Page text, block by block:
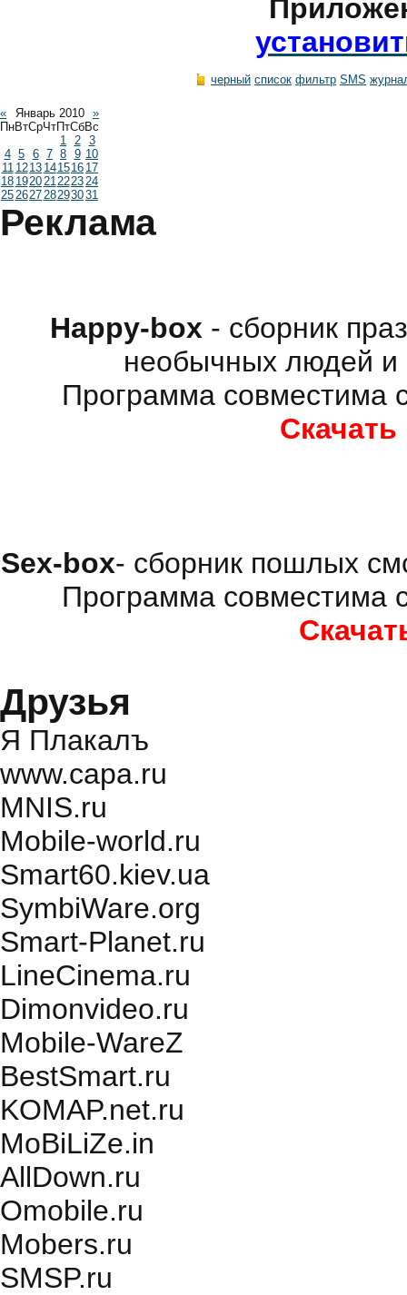
черный список фильтр SMS
« Январь 2010
»
ПнВтСрЧтПтСбВс
1 2
3
4 5 6 7 8 9 10
11 1213 141516 17
18 192021222324
25262728293031
Реклама
Happy-box - сборник
необычных людей и
Программа совместима
Sex-box- сборник пошлых
Программа совместима
Друзья
Я Плакалъ
www.capa.ru
MNIS.ru
Mobile-world.ru
Smart60.kiev.ua
SymbiWare.org
Smart-Planet.ru
LineCinema.ru
Dimonvideo.ru
Mobile-WareZ
BestSmart.ru
KOMAP.net.ru
MoBiLiZe.in
AllDown.ru
Оmobile.ru
Mobers.ru
SMSP.ru